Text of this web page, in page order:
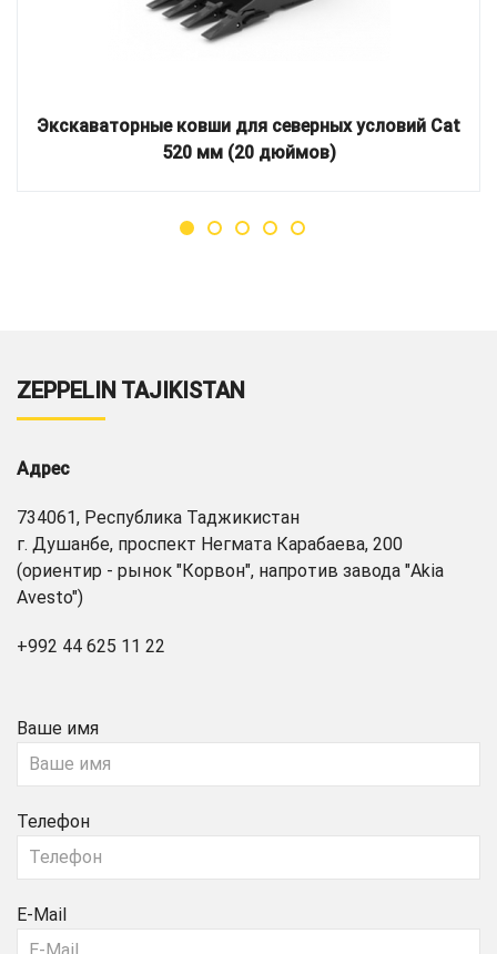
Экскаваторные ковши для северных условий Cat
520 мм (20 дюймов)
ZEPPELIN TAJIKISTAN
Адрес
734061, Республика Таджикистан
г. Душанбе, проспект Негмата Карабаева, 200
(ориентир - рынок "Корвон", напротив завода "Akia
Avesto")
+992 44 625 11 22
Ваше имя
Телефон
E-Mail